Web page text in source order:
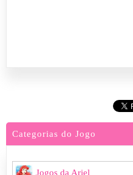
Categorias do Jogo
Jogos da Ariel